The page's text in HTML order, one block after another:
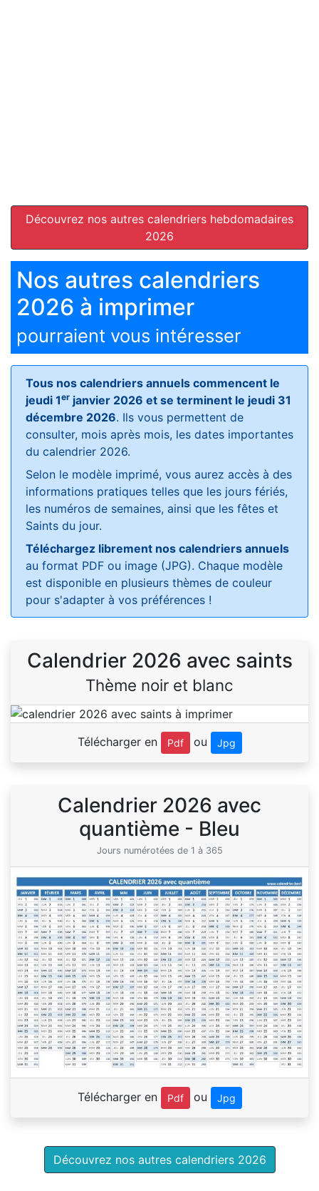
Découvrez nos autres calendriers hebdomadaires
2026
Nos autres calendriers
2026 à imprimer
pourraient vous intéresser
Tous nos calendriers annuels commencent le
jeudi 1er janvier 2026 et se terminent le jeudi 31
décembre 2026. Ils vous permettent de
consulter, mois après mois, les dates importantes
du calendrier 2026.
Selon le modèle imprimé, vous aurez accès à des
informations pratiques telles que les jours fériés,
les numéros de semaines, ainsi que les fêtes et
Saints du jour.
Téléchargez librement nos calendriers annuels
au format PDF ou image (JPG). Chaque modèle
est disponible en plusieurs thèmes de couleur
pour s'adapter à vos préférences !
Calendrier 2026 avec saints
Thème noir et blanc
Télécharger en Pdf ou Jpg
Calendrier 2026 avec
quantième - Bleu
Jours numérotées de 1 à 365
Télécharger en Pdf ou Jpg
Découvrez nos autres calendriers 2026